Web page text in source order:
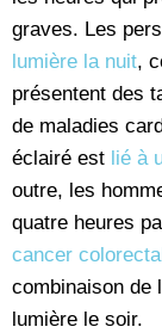
graves. Les
lumière la nuit,
présentent des
de maladies
éclairé est lié à
outre, les
quatre heures
cancer
combinaison de
lumière le soir.